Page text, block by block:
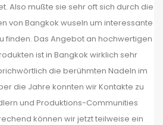
Also mußte sie sehr oft sich durch die
von Bangkok wuseln um interessante
finden. Das Angebot an hochwertigen
ist in Bangkok wirklich sehr
die berühmten Nadeln im
die Jahre konnten wir Kontakte zu
und Produktions-Communities
können wir jetzt teilweise ein